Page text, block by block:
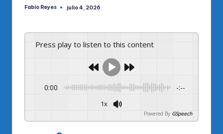
RPublicado
Fabio Reyes julio 4, 2026
Press play to listen to this content
0:00 -:--
1x
Powered By GSpeech